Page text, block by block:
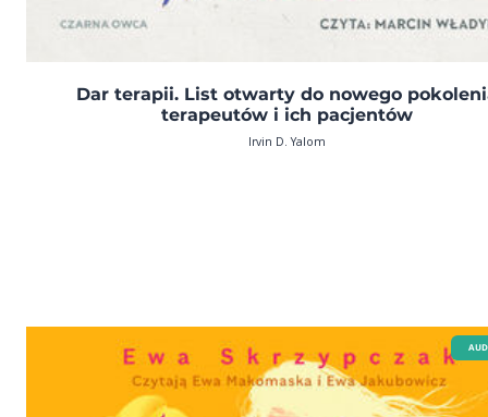
Dar terapii. List otwarty do nowego
terapeutów i ich pacjentów
Irvin D. Yalom